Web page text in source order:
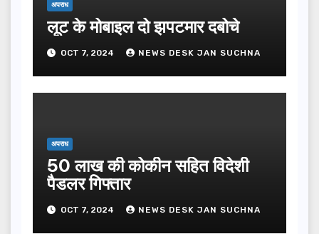
अपराध
लूट के मोबाइल दो झपटमार दबोचे
OCT 7, 2024 NEWS DESK JAN SUCHNA
अपराध
50 लाख की कोकीन सहित विदेशी
पैडलर गिफ्तार
OCT 7, 2024 NEWS DESK JAN SUCHNA